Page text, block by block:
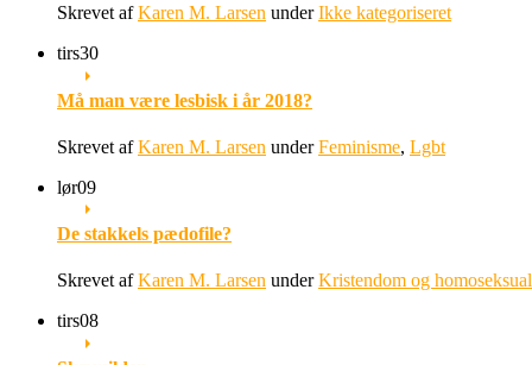
Skrevet afKaren M. Larsen underIkke kategoriseret
tirs30
Må man være lesbisk i år 2018?
Skrevet afKaren M. Larsen underFeminisme, Lgbt
lør09
De stakkels pædofile?
Skrevet afKaren M. Larsen underKristendom og
tirs08